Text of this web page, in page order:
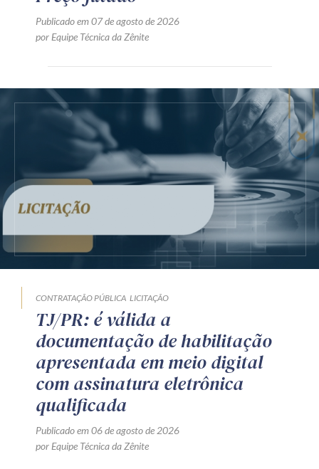
Publicado em 07 de agosto de 2026
por Equipe Técnica da Zênite
CONTRATAÇÃO PÚBLICA LICITAÇÃO
TJ/PR: é válida a
documentação de habilitação
apresentada em meio digital
com assinatura eletrônica
qualificada
Publicado em 06 de agosto de 2026
por Equipe Técnica da Zênite